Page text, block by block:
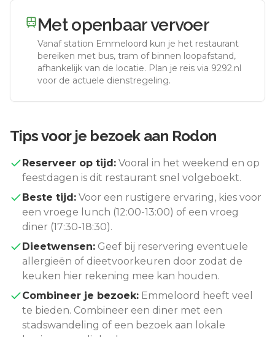
Met openbaar vervoer
Vanaf station Emmeloord kun je het restaurant
bereiken met bus, tram of binnen loopafstand,
afhankelijk van de locatie. Plan je reis via 9292.nl
voor de actuele dienstregeling.
Tips voor je bezoek aan Rodon
Reserveer op tijd: Vooral in het weekend en op
feestdagen is dit restaurant snel volgeboekt.
Beste tijd: Voor een rustigere ervaring, kies voor
een vroege lunch (12:00-13:00) of een vroeg
diner (17:30-18:30).
Dieetwensen: Geef bij reservering eventuele
allergieën of dieetvoorkeuren door zodat de
keuken hier rekening mee kan houden.
Combineer je bezoek: Emmeloord heeft veel
te bieden. Combineer een diner met een
stadswandeling of een bezoek aan lokale